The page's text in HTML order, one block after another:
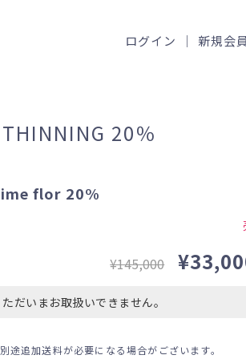
ログイン 新規会
20％
flor 20%
¥145,000
ただいまお取扱いできません。
追加送料が必要になる場合がございます。